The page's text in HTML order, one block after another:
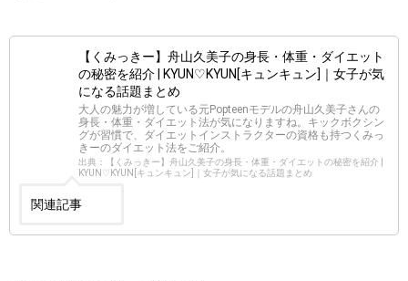
【くみっきー】舟山久美子の身長・体重・ダイエット
の秘密を紹介 | KYUN♡KYUN[キュンキュン]｜女子が気
になる話題まとめ
大人の魅力が増している元Popteenモデルの舟山久美子さんの
身長・体重・ダイエット法が気になりますね。キックボクシン
グが習慣で、ダイエットインストラクターの資格も持つくみっ
きーのダイエット法をご紹介。
出典：【くみっきー】舟山久美子の身長・体重・ダイエットの秘密を紹介 |
KYUN♡KYUN[キュンキュン]｜女子が気になる話題まとめ
関連記事